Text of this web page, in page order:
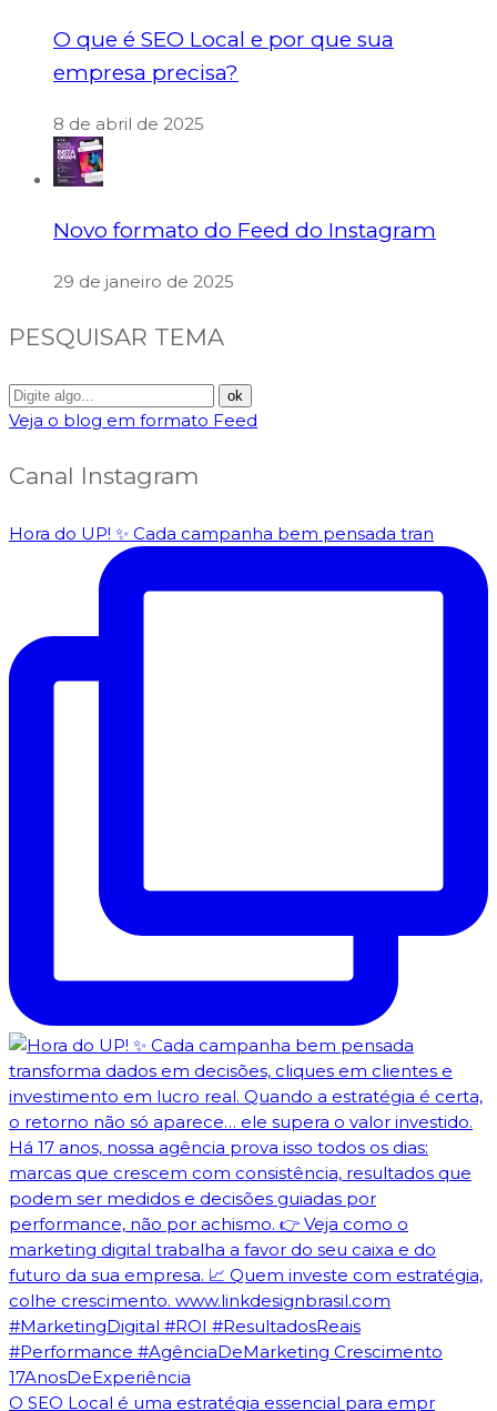
O que é SEO Local e por que sua
empresa precisa?
8 de abril de 2025
Novo formato do Feed do Instagram
29 de janeiro de 2025
PESQUISAR TEMA
Veja o blog em formato Feed
Canal Instagram
Hora do UP! ✨️ Cada campanha bem pensada tran
O SEO Local é uma estratégia essencial para empr